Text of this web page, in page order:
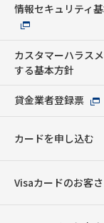
情報セキュリティ
カスタマーハラス
する基本方針
貸金業者登録票
カードを申し込む
Visaカードのお客